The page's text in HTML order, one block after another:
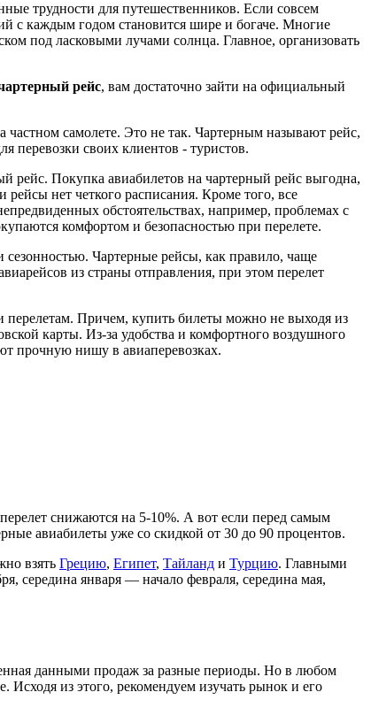
трудности для путешественников. Если совсем
с каждым годом становится шире и богаче. Многие
под ласковыми лучами солнца. Главное, организовать
рейс, вам достаточно зайти на официальный
самолете. Это не так. Чартерным называют рейс,
перевозки своих клиентов - туристов.
рейс. Покупка авиабилетов на чартерный рейс выгодна,
нет четкого расписания. Кроме того, все
обстоятельствах, например, проблемах с
комфортом и безопасностью при перелете.
Чартерные рейсы, как правило, чаще
из страны отправления, при этом перелет
Причем, купить билеты можно не выходя из
карты. Из-за удобства и комфортного воздушного
прочную нишу в авиаперевозках.
снижаются на 5-10%. А вот если перед самым
авиабилеты уже со скидкой от 30 до 90 процентов.
взять Грецию, Египет, Тайланд и Турцию. Главными
середина января — начало февраля, середина мая,
данными продаж за разные периоды. Но в любом
из этого, рекомендуем изучать рынок и его